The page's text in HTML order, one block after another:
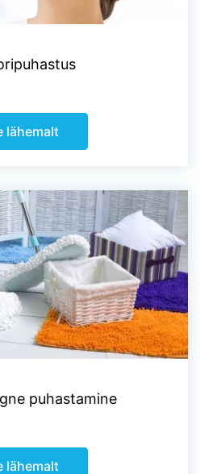
lähemalt
puhastamine
lähemalt